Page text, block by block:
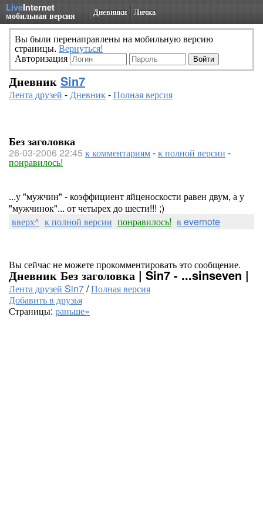
LiveInternet
мобильная версия Дневники Личка
Вы были перенаправлены на мобильную версию
страницы. Вернуться!
Авторизация
Дневник Sin7
Лента друзей -Дневник-Полная версия
Без заголовка
26-03-2006 22:45 к комментариям-к полной версии -
понравилось!
...у "мужчин" - коэффициент яйценоскости равен двум, а у
"мужчинок"... от четырех до шести!!! ;)
вверх^ к полной версии понравилось! в evernote
Вы сейчас не можете прокомментировать это сообщение.
Дневник Без заголовка | Sin7 - ...sinseven |
Лента друзей Sin7/Полная версия
Добавить в друзья
Страницы: раньше»